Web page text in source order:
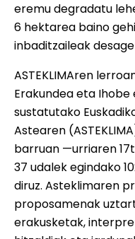
eremu degradatu
6 hektarea baino
inbaditzaileak
ASTEKLIMAren
Erakundea eta
sustatutako
Astearen
barruan —urriaren
37 udalek egindako
diruz. Asteklimaren
proposamenak
erakusketak,